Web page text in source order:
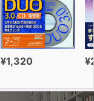
¥1,320